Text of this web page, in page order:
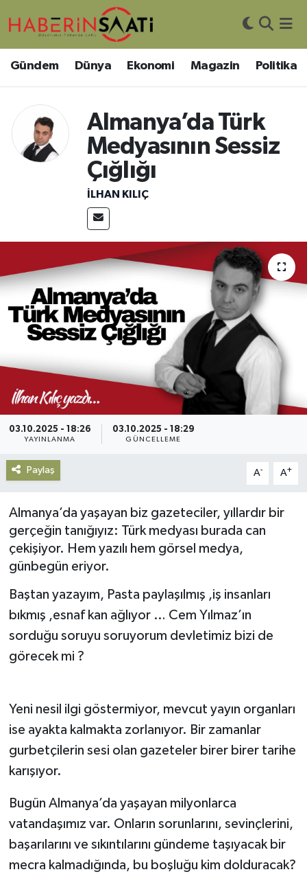
Gündem Dünya Ekonomi Magazin Politika
Almanya’da Türk
Medyasının Sessiz
Çığlığı
İLHAN KILIÇ
03.10.2025 - 18:26
YAYINLANMA
03.10.2025 - 18:29
GÜNCELLEME
Paylaş A- A+
Almanya’da yaşayan biz gazeteciler, yıllardır bir
gerçeğin tanığıyız: Türk medyası burada can
çekişiyor. Hem yazılı hem görsel medya,
günbegün eriyor.
Baştan yazayım, Pasta paylaşılmış ,iş insanları
bıkmış ,esnaf kan ağlıyor … Cem Yılmaz’ın
sorduğu soruyu soruyorum devletimiz bizi de
görecek mi ?
Yeni nesil ilgi göstermiyor, mevcut yayın organları
ise ayakta kalmakta zorlanıyor. Bir zamanlar
gurbetçilerin sesi olan gazeteler birer birer tarihe
karışıyor.
Bugün Almanya’da yaşayan milyonlarca
vatandaşımız var. Onların sorunlarını, sevinçlerini,
başarılarını ve sıkıntılarını gündeme taşıyacak bir
mecra kalmadığında, bu boşluğu kim dolduracak?
Asayiş
Bilim ve Teknoloji
Çevre
DIŞ HABER
Ekonomi
Genel
Gündem
Haberde İnsan
Kültür-Sanat
Magazin
Podcast
Politika
Sağlık
Siyaset
Spor
Nöbetçi Eczaneler
Hava Durumu
Trafik Durumu
Süper Lig Puan Durumu ve Fikstür
Tüm Manşetler
Son Dakika Haberleri
Haber Arşivi